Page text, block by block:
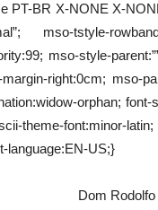
PT-BR X-NONE X-
mso-tstyle-
mso-style-
right:0cm; mso-
orphan;
theme-font:minor-
language:EN-US;}
Dom